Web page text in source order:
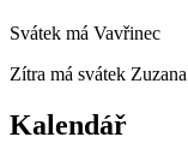
Svátek má Vavřinec
Zítra má svátek Zuzana
Kalendář